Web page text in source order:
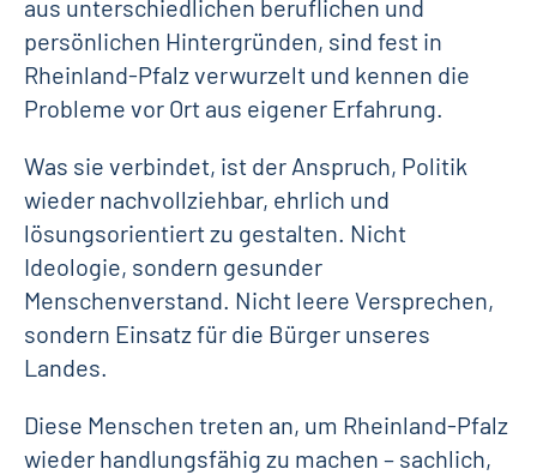
aus unterschiedlichen beruflichen und
persönlichen Hintergründen, sind fest in
Rheinland-Pfalz verwurzelt und kennen die
Probleme vor Ort aus eigener Erfahrung.
Was sie verbindet, ist der Anspruch, Politik
wieder nachvollziehbar, ehrlich und
lösungsorientiert zu gestalten. Nicht
Ideologie, sondern gesunder
Menschenverstand. Nicht leere Versprechen,
sondern Einsatz für die Bürger unseres
Landes.
Diese Menschen treten an, um Rheinland-Pfalz
wieder handlungsfähig zu machen – sachlich,